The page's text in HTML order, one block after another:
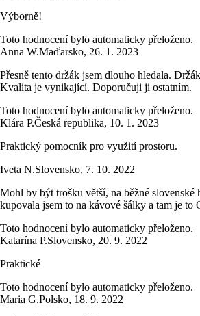
Výborně!
Toto hodnocení bylo automaticky přeloženo.
Anna W.Maďarsko, 26. 1. 2023
Přesně tento držák jsem dlouho hledala.
Kvalita je vynikající. Doporučuji ji ostatním.
Toto hodnocení bylo automaticky přeloženo.
Klára P.Česká republika, 10. 1. 2023
Praktický pomocník pro využití prostoru.
Iveta N.Slovensko, 7. 10. 2022
Mohl by být trošku větší, na běžné slovenské
kupovala jsem to na kávové šálky a tam je to
Toto hodnocení bylo automaticky přeloženo.
Katarína P.Slovensko, 20. 9. 2022
Praktické
Toto hodnocení bylo automaticky přeloženo.
Maria G.Polsko, 18. 9. 2022